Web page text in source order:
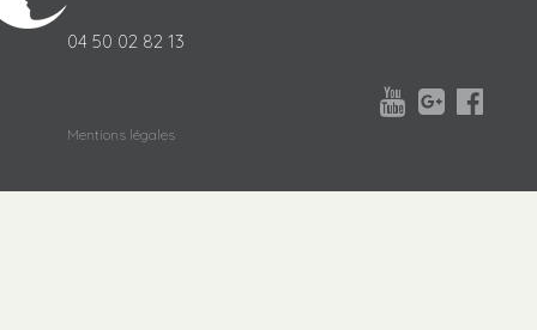
04 50 02 82 13



Mentions légales